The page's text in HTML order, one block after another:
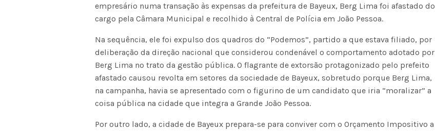
empresário numa transação às expensas da prefeitura de Bayeux, Berg Lima foi afastado do
cargo pela Câmara Municipal e recolhido à Central de Polícia em João Pessoa.
Na sequência, ele foi expulso dos quadros do “Podemos”, partido a que estava filiado, por
deliberação da direção nacional que considerou condenável o comportamento adotado por
Berg Lima no trato da gestão pública. O flagrante de extorsão protagonizado pelo prefeito
afastado causou revolta em setores da sociedade de Bayeux, sobretudo porque Berg Lima,
na campanha, havia se apresentado com o figurino de um candidato que iria “moralizar” a
coisa pública na cidade que integra a Grande João Pessoa.
Por outro lado, a cidade de Bayeux prepara-se para conviver com o Orçamento Impositivo a